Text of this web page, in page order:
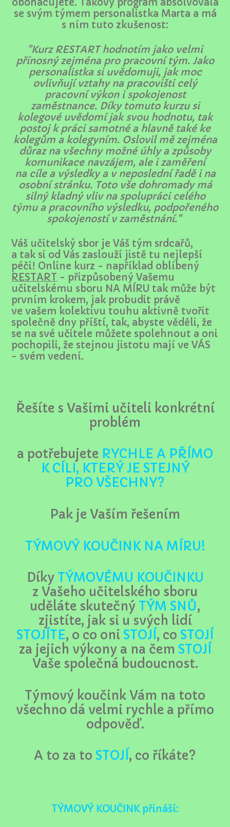
se svým týmem personalistka Marta a má
s ním tuto zkušenost:
"Kurz RESTART hodnotím jako velmi
přínosný zejména pro pracovní tým. Jako
personalistka si uvědomuji, jak moc
ovlivňují vztahy na pracovišti celý
pracovní výkon i spokojenost
zaměstnance. Díky tomuto kurzu si
kolegové uvědomí jak svou hodnotu, tak
postoj k práci samotné a hlavně také ke
kolegům a kolegyním. Oslovil mě zejména
důraz na všechny možné úhly a způsoby
komunikace navzájem, ale i zaměření
na cíle a výsledky a v neposlední řadě i na
osobní stránku. Toto vše dohromady má
silný kladný vliv na spolupráci celého
týmu a pracovního výsledku, podpořeného
spokojeností v zaměstnání."
Váš učitelský sbor je Váš tým srdcařů,
a tak si od Vás zaslouží jistě tu nejlepší
péči! Online kurz - například oblíbený
RESTART - přizpůsobený Vašemu
učitelskému sboru NA MÍRU tak může být
prvním krokem, jak probudit právě
ve vašem kolektivu touhu aktivně tvořit
společně dny příští, tak, abyste věděli, že
se na své učitele můžete spolehnout a oni
pochopili, že stejnou jistotu mají ve VÁS
- svém vedení.
Řešíte s Vašimi učiteli konkrétní
problém
a potřebujete RYCHLE A PŘÍMO
K CÍLI, KTERÝ JE STEJNÝ
PRO VŠECHNY?
Pak je Vaším řešením
TÝMOVÝ KOUČINK NA MÍRU!
Díky TÝMOVÉMU KOUČINKU
z Vašeho učitelského sboru
uděláte skutečný TÝM SNŮ,
zjistíte, jak si u svých lidí
STOJÍTE, o co oni STOJÍ, co STOJÍ
za jejich výkony a na čem STOJÍ
Vaše společná budoucnost.
Týmový koučink Vám na toto
všechno dá velmi rychle a přímo
odpověď.
A to za to STOJÍ, co říkáte?
TÝMOVÝ KOUČINK přináší: